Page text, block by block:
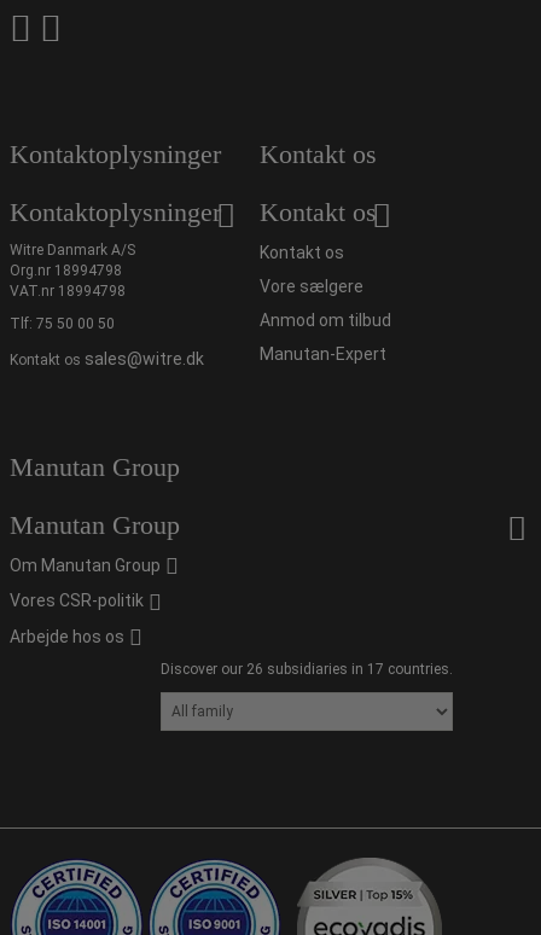
Kontaktoplysninger
Kontaktoplysninger
Witre Danmark A/S
Org.nr 18994798
VAT.nr 18994798
Tlf: 75 50 00 50
Kontakt os sales@witre.dk
Kontakt os
Kontakt os
Kontakt os
Vore sælgere
Anmod om tilbud
Manutan-Expert
Manutan Group
Manutan Group
Om Manutan Group
Vores CSR-politik
Arbejde hos os
Discover our 26 subsidiaries in 17 countries.